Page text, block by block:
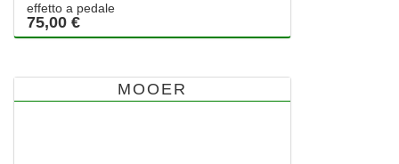
effetto a pedale
75,00 €
MOOER